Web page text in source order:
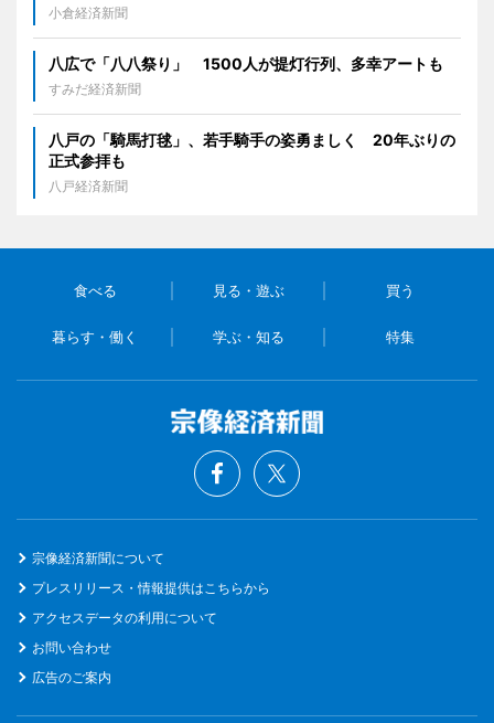
小倉経済新聞
八広で「八八祭り」 1500人が提灯行列、多幸アートも
すみだ経済新聞
八戸の「騎馬打毬」、若手騎手の姿勇ましく 20年ぶりの
正式参拝も
八戸経済新聞
食べる 見る・遊ぶ 買う
暮らす・働く 学ぶ・知る 特集
宗像経済新聞について
プレスリリース・情報提供はこちらから
アクセスデータの利用について
お問い合わせ
広告のご案内